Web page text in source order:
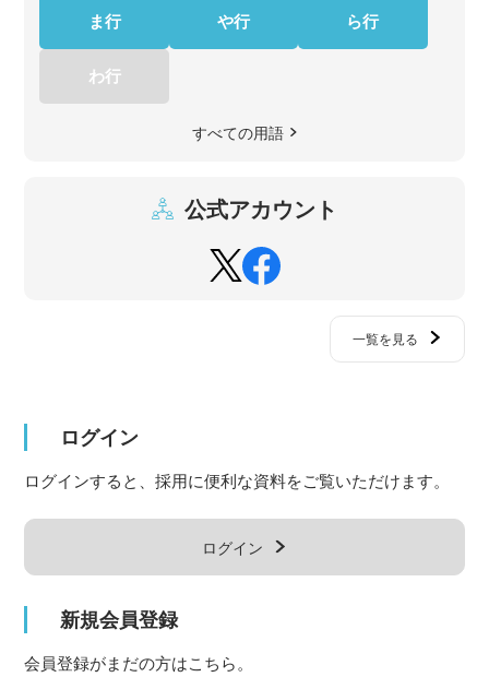
ま行 や行 ら行
わ行
すべての用語
公式アカウント
一覧を見る
ログイン
ログインすると、採用に便利な資料をご覧いただけます。
ログイン
新規会員登録
会員登録がまだの方はこちら。